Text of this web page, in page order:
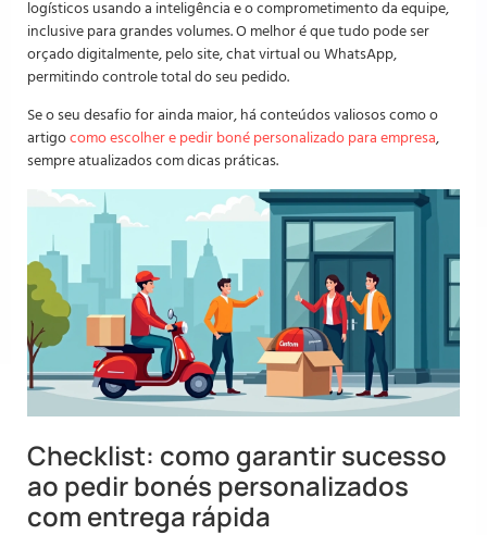
logísticos usando a inteligência e o comprometimento da equipe,
inclusive para grandes volumes. O melhor é que tudo pode ser
orçado digitalmente, pelo site, chat virtual ou WhatsApp,
permitindo controle total do seu pedido.
Se o seu desafio for ainda maior, há conteúdos valiosos como o
artigocomo escolher e pedir boné personalizado para empresa,
sempre atualizados com dicas práticas.
Checklist: como garantir sucesso
ao pedir bonés personalizados
com entrega rápida